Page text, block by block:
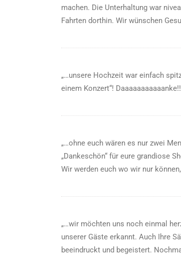
machen. Die Unterhaltung war
Fahrten dorthin. Wir wünschen
„…unsere Hochzeit war einfach
einem Konzert“!
„…ohne euch wären es nur zwei
„Dankeschön“ für eure grandiose
Wir werden euch wo wir nur
„…wir möchten uns noch einmal
unserer Gäste erkannt. Auch Ihre
beeindruckt und begeistert.